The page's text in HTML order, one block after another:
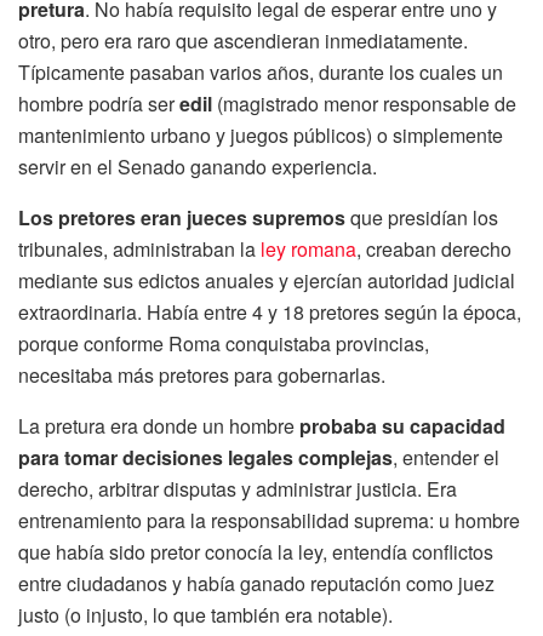
pretura. No había requisito legal de esperar entre uno y
otro, pero era raro que ascendieran inmediatamente.
Típicamente pasaban varios años, durante los cuales un
hombre podría seredil (magistrado menor responsable de
mantenimiento urbano y juegos públicos) o simplemente
servir en el Senado ganando experiencia.
Los pretores eran jueces supremosque presidían los
tribunales, administraban la ley romana, creaban derecho
mediante sus edictos anuales y ejercían autoridad judicial
extraordinaria. Había entre 4 y 18 pretores según la época,
porque conforme Roma conquistaba provincias,
necesitaba más pretores para gobernarlas.
La pretura era donde un hombre probaba su capacidad
para tomar decisiones legales complejas, entender el
derecho, arbitrar disputas y administrar justicia. Era
entrenamiento para la responsabilidad suprema: u hombre
que había sido pretor conocía la ley, entendía conflictos
entre ciudadanos y había ganado reputación como juez
justo (o injusto, lo que también era notable).